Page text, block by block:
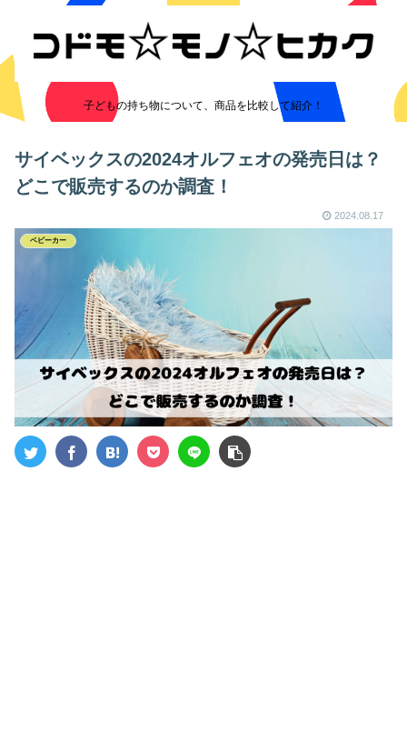
子どもの持ち物について、商品を比較して紹介！
サイベックスの2024オルフェオの発売日は？
どこで販売するのか調査！
2024.08.17
ベビーカー